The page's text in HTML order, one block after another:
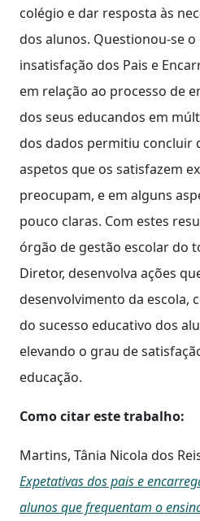
colégio e dar resposta às
dos alunos. Questionou-se
insatisfação dos Pais e
em relação ao processo de
dos seus educandos em
dos dados permitiu concluir
aspetos que os satisfazem
preocupam, e em alguns
pouco claras. Com estes
órgão de gestão escolar do
Diretor, desenvolva ações
desenvolvimento da escola,
do sucesso educativo dos
elevando o grau de
educação.
Como citar este trabalho:
Martins, Tânia Nicola dos
Expetativas dos pais e
alunos que frequentam o